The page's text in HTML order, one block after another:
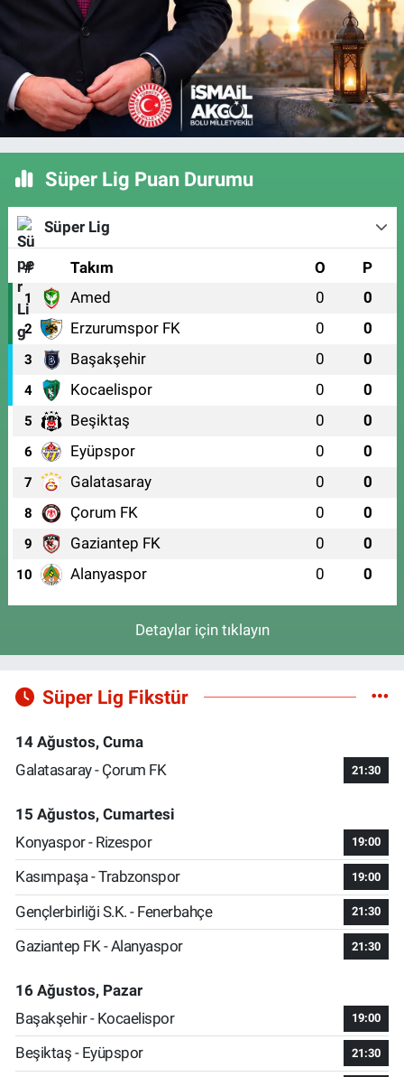
Süper Lig Puan Durumu
Süper Lig
# Takım O P
1 Amed 0 0
2 Erzurumspor FK 0 0
3 Başakşehir 0 0
4 Kocaelispor 0 0
5 Beşiktaş 0 0
6 Eyüpspor 0 0
7 Galatasaray 0 0
8 Çorum FK 0 0
9 Gaziantep FK 0 0
10 Alanyaspor 0 0
Detaylar için tıklayın
Süper Lig Fikstür
14 Ağustos, Cuma
Galatasaray - Çorum FK
21:30
15 Ağustos, Cumartesi
Konyaspor - Rizespor
19:00
Kasımpaşa - Trabzonspor 19:00
Gençlerbirliği S.K. - Fenerbahçe 21:30
Gaziantep FK - Alanyaspor 21:30
16 Ağustos, Pazar
Başakşehir - Kocaelispor
19:00
Beşiktaş - Eyüpspor 21:30